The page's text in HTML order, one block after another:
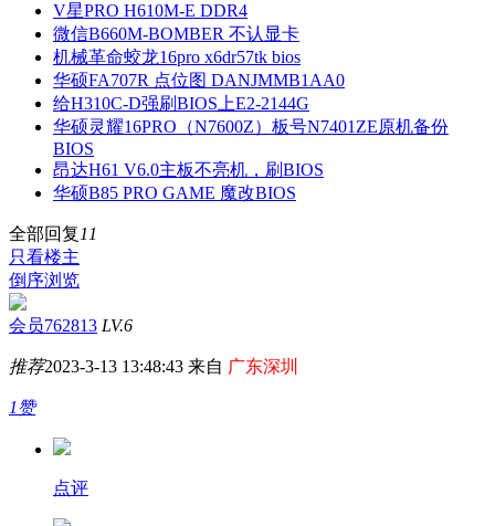
V星PRO H610M-E DDR4
微信B660M-BOMBER 不认显卡
机械革命蛟龙16pro x6dr57tk bios
华硕FA707R 点位图 DANJMMB1AA0
给H310C-D强刷BIOS上E2-2144G
华硕灵耀16PRO（N7600Z）板号N7401ZE原机备份
BIOS
昂达H61 V6.0主板不亮机，刷BIOS
华硕B85 PRO GAME 魔改BIOS
全部回复 11
只看楼主
倒序浏览
会员762813 LV.6
推荐2023-3-13 13:48:43 来自 广东深圳
1赞
点评